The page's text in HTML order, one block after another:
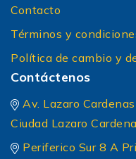
Contacto
Términos y
Política de cambio y
Contáctenos
Av. Lazaro
Ciudad Lazaro
Periferico Sur 8 A